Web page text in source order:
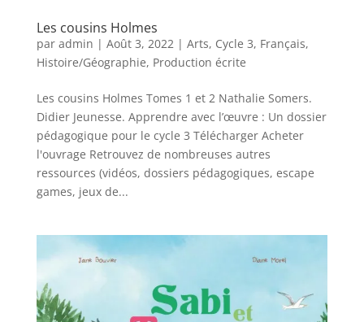
Les cousins Holmes
par admin | Août 3, 2022| Arts, Cycle 3, Français,
Histoire/Géographie, Production écrite
Les cousins Holmes Tomes 1 et 2 Nathalie Somers.
Didier Jeunesse. Apprendre avec l’œuvre : Un dossier
pédagogique pour le cycle 3 Télécharger Acheter
l'ouvrage Retrouvez de nombreuses autres
ressources (vidéos, dossiers pédagogiques, escape
games, jeux de...